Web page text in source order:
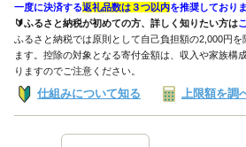
一度に決済する返礼品数は３つ以内を推奨しておりま
🔰ふるさと納税が初めての方、詳しく知りたい方は
ふるさと納税では原則として自己負担額の2,000円
ます。控除の対象となる寄付金額は、収入や家族構
りますのでご注意ください。
仕組みについて知る 上限額を調